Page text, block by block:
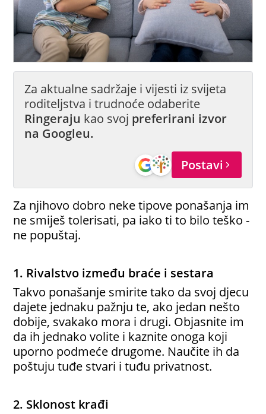
Za aktualne sadržaje i vijesti iz svijeta
roditeljstva i trudnoće odaberite
Ringeraju kao svoj preferirani izvor
na Googleu.
Postavi
Za njihovo dobro neke tipove ponašanja im
ne smiješ tolerisati, pa iako ti to bilo teško -
ne popuštaj.
1. Rivalstvo između braće i sestara
Takvo ponašanje smirite tako da svoj djecu
dajete jednaku pažnju te, ako jedan nešto
dobije, svakako mora i drugi. Objasnite im
da ih jednako volite i kaznite onoga koji
uporno podmeće drugome. Naučite ih da
poštuju tuđe stvari i tuđu privatnost.
2. Sklonost krađi